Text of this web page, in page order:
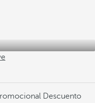
Descuento